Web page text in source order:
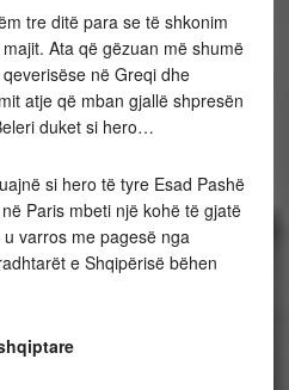
tre ditë para se të shkonim
Ata që gëzuan më shumë
në Greqi dhe
atje që mban gjallë shpresën
duket si hero…
si hero të tyre Esad Pashë
Paris mbeti një kohë të gjatë
varros me pagesë nga
e Shqipërisë bëhen